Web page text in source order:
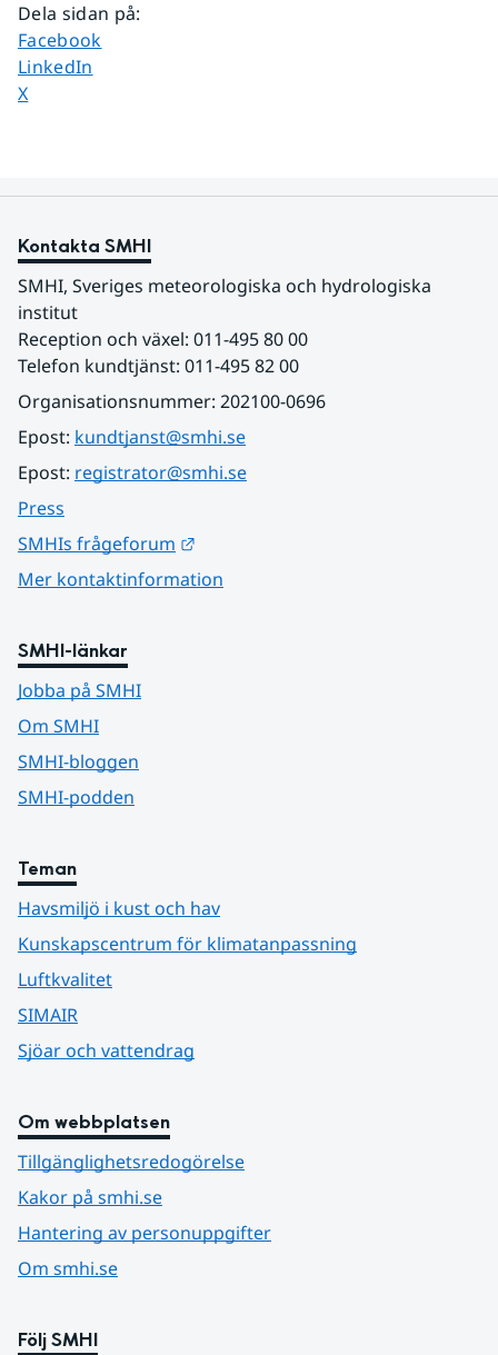
Dela sidan på:
Dela sidan på
Facebook
Dela sidan på
LinkedIn
Dela sidan på
X
Kontakta SMHI
SMHI, Sveriges meteorologiska och hydrologiska
institut
Reception och växel: 011-495 80 00
Telefon kundtjänst: 011-495 82 00
Organisationsnummer: 202100-0696
Epost: kundtjanst@smhi.se
Epost: registrator@smhi.se
Press
SMHIs frågeforum
Mer kontaktinformation
SMHI-länkar
Jobba på SMHI
Om SMHI
SMHI-bloggen
SMHI-podden
Teman
Havsmiljö i kust och hav
Kunskapscentrum för klimatanpassning
Luftkvalitet
SIMAIR
Sjöar och vattendrag
Om webbplatsen
Tillgänglighetsredogörelse
Kakor på smhi.se
Hantering av personuppgifter
Om smhi.se
Följ SMHI